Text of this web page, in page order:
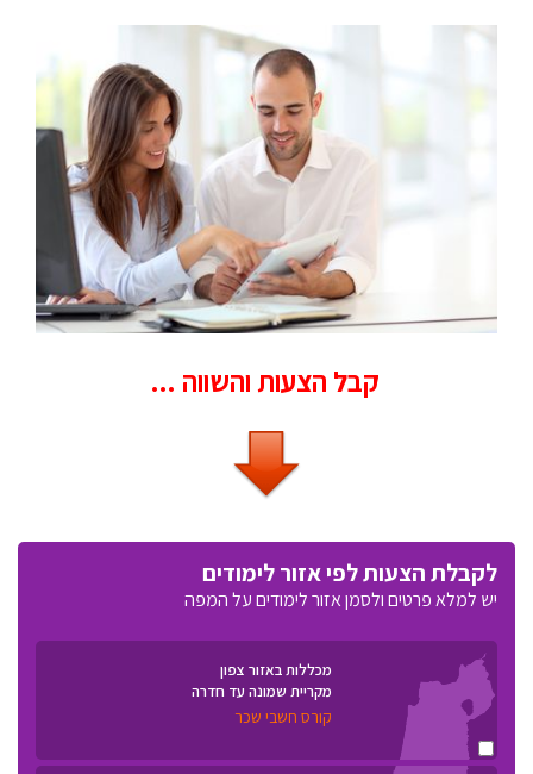
קבל הצעות והשווה ...
לקבלת הצעות לפי אזור לימודים
יש למלא פרטים ולסמן אזור לימודים על המפה
מכללות באזור צפון
מקריית שמונה עד חדרה
קורס חשבי שכר